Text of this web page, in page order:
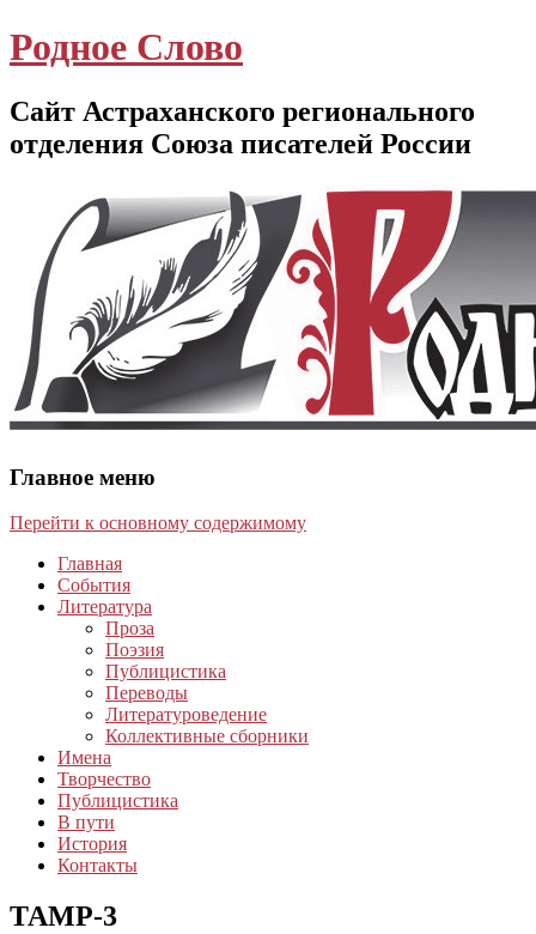
Родное Слово
Сайт Астраханского регионального
отделения Союза писателей России
Главное меню
Перейти к основному содержимому
Главная
События
Литература
Проза
Поэзия
Публицистика
Переводы
Литературоведение
Коллективные сборники
Имена
Творчество
Публицистика
В пути
История
Контакты
ТАМР-3